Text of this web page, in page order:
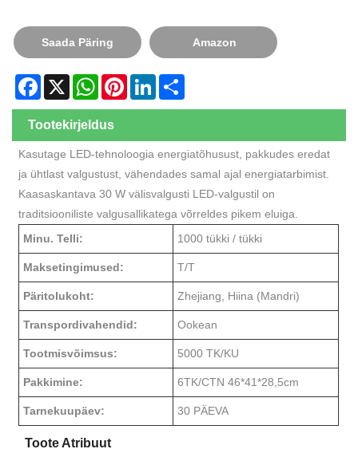
Saada Päring Amazon
Facebook
X WhatsApp
PinterestLinkedIn
Tootekirjeldus
Kasutage LED-tehnoloogia energiatõhusust, pakkudes eredat
ja ühtlast valgustust, vähendades samal ajal energiatarbimist.
Kaasaskantava 30 W välisvalgusti LED-valgustil on
traditsiooniliste valgusallikatega võrreldes pikem eluiga.
Minu. Telli:
1000 tükki / tükki
Maksetingimused: T/T
Päritolukoht: Zhejiang, Hiina (Mandri)
Transpordivahendid: Ookean
Tootmisvõimsus: 5000 TK/KU
Pakkimine: 6TK/CTN 46*41*28,5cm
Tarnekuupäev: 30 PÄEVA
Toote Atribuut